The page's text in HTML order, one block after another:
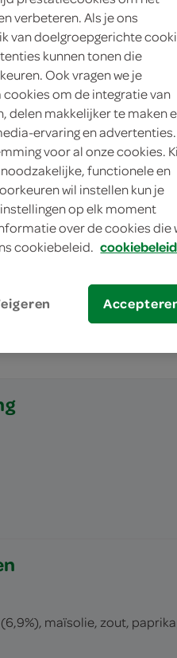
leverbaar vanuit SPAR
zijn niet zichtbaar bij
maïsolie, zout,
verbeteren. Als je ons
van doelgroepgerichte
kunnen tonen die
Ook vragen we je
om de integratie van
delen makkelijker te maken
ervaring en advertenties.
voor al onze cookies.
noodzakelijke, functionele en
wil instellen kun je
op elk moment
over de cookies die
cookiebeleid. cookiebeleid